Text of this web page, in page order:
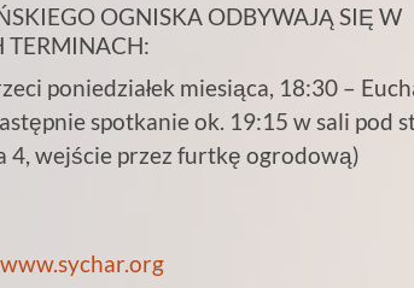
OGNISKA ODBYWAJĄ SIĘ W
TERMINACH:
poniedziałek miesiąca, 18:30 –
spotkanie ok. 19:15 w sali pod
4, wejście przez furtkę ogrodową)